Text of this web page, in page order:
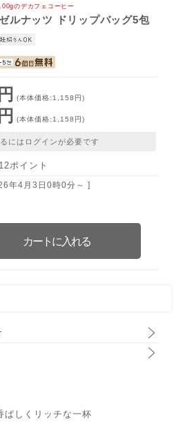
のデカフェコーヒー
ルナッツ ドリップバッグ5包
(本体価格:1,158円)
(本体価格:1,158円)
にはログインが必要です
12ポイント
年4月3日0時0分 ～ ]
ばしくリッチな一杯